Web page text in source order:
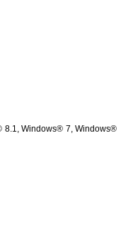
8.1, Windows® 7, Windows®